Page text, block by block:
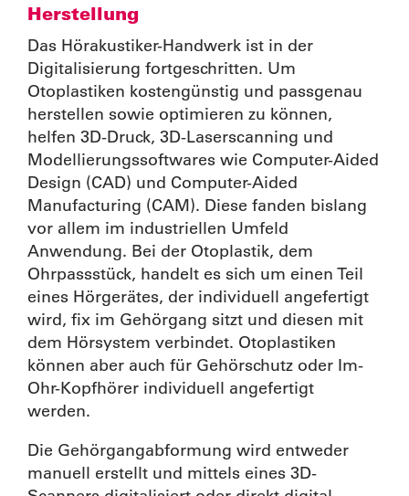
Herstellung
Das Hörakustiker-Handwerk ist in der
Digitalisierung fortgeschritten. Um
Otoplastiken kostengünstig und passgenau
herstellen sowie optimieren zu können,
helfen 3D-Druck, 3D-Laserscanning und
Modellierungssoftwares wie Computer-Aided
Design (CAD) und Computer-Aided
Manufacturing (CAM). Diese fanden bislang
vor allem im industriellen Umfeld
Anwendung. Bei der Otoplastik, dem
Ohrpassstück, handelt es sich um einen Teil
eines Hörgerätes, der individuell angefertigt
wird, fix im Gehörgang sitzt und diesen mit
dem Hörsystem verbindet. Otoplastiken
können aber auch für Gehörschutz oder Im-
Ohr-Kopfhörer individuell angefertigt
werden.
Die Gehörgangabformung wird entweder
manuell erstellt und mittels eines 3D-